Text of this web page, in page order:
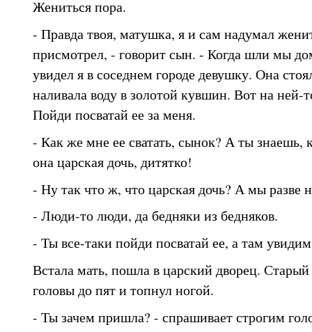
Жениться пора.
- Правда твоя, матушка, я и сам надумал
присмотрел, - говорит сын. - Когда шли мы
увидел я в соседнем городе девушку. Она
наливала воду в золотой кувшин. Вот на ней-
Пойди посватай ее за меня.
- Как же мне ее сватать, сынок? А ты знаешь,
она царская дочь, дитятко!
- Ну так что ж, что царская дочь? А мы разве
- Люди-то люди, да бедняки из бедняков.
- Ты все-таки пойди посватай ее, а там
Встала мать, пошла в царский дворец. Старый
головы до пят и топнул ногой.
- Ты зачем пришла? - спрашивает строгим